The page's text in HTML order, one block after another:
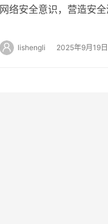
网络安全意识，营造安
lishengli 2025年9月19日